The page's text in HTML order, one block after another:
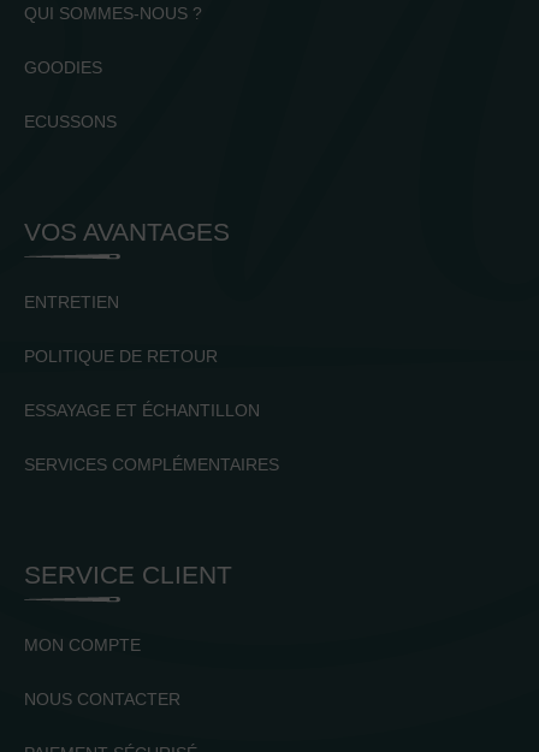
QUI SOMMES-NOUS ?
GOODIES
ECUSSONS
VOS AVANTAGES
ENTRETIEN
POLITIQUE DE RETOUR
ESSAYAGE ET ÉCHANTILLON
SERVICES COMPLÉMENTAIRES
SERVICE CLIENT
MON COMPTE
NOUS CONTACTER